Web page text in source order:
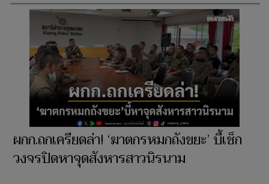
ผกก.ถกเครียดล่า! ‘ฆาตกรหมกถังขยะ’ บี้เช็ก
วงจรปิดหาจุดสังหารสาวนิรนาม